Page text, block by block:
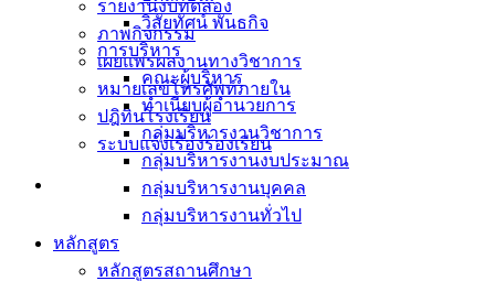
รายงานงบทดลอง
ภาพกิจกรรม
เผยแพร่ผลงานทางวิชาการ
หมายเลขโทรศัพท์ภายใน
ปฎิทินโรงเรียน
ระบบแจ้งเรื่องร้องเรียน
วิสัยทัศน์ พันธกิจ
การบริหาร
คณะผู้บริหาร
ทำเนียบผู้อำนวยการ
กลุ่มบริหารงานวิชาการ
กลุ่มบริหารงานงบประมาณ
กลุ่มบริหารงานบุคคล
กลุ่มบริหารงานทั่วไป
หลักสูตร
หลักสูตรสถานศึกษา